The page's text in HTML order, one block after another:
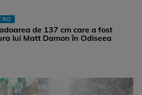
de 137 cm care a fost
lui Matt Damon în Odiseea